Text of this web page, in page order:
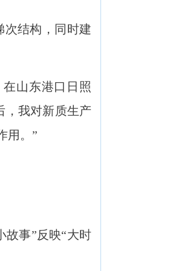
结构，同时建
山东港口日照
，我对新质生产
用。”
事”反映“大时